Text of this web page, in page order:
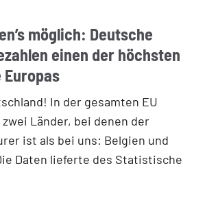
möglich: Deutsche
einen der höchsten
In der gesamten EU
Länder, bei denen der
ist als bei uns: Belgien und
Daten lieferte des Statistische